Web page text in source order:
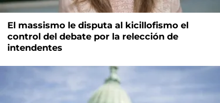
El massismo le disputa al kicillofismo el
control del debate por la relección de
intendentes